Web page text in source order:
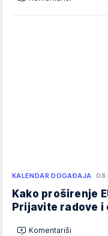
KALENDAR DOGAĐAJA
Kako proširenje
Prijavite radove i
Komentariši